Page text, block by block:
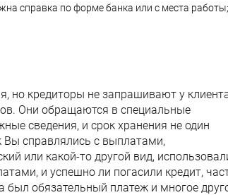
справка по форме банка или с места работы;
но кредиторы не запрашивают у
Они обращаются в специальные
сведения, и срок хранения не один
Вы справлялись с выплатами,
или какой-то другой вид,
и успешно ли погасили кредит,
был обязательный платеж и многое